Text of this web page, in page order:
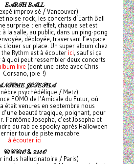
𝐸𝒜𝑅𝒯𝐻𝐵𝒜𝐿𝐿
improvisé / Vancouver)
noise rock, les concerts d’Earth Ball
surprise : en effet, chaque set est
la salle, au public, dans un ping-pong
déployée, traversant l’espace
clouer sur place. Un super album chez
the Rythm est à écouter ici, sauf si ça
quoi peut ressembler deux concerts
live (dont une piste avec Chris
Corsano, joie !)
𝒥𝒪𝒮𝐸𝒫𝐻𝒜
psychédélique / Metz)
FOMO de l’Amicale du Futur, où
était venu-es en septembre nous
beauté tragique, poignant, pour
Fantôme Josepha, c’est Josepha et
du rab de spooky après Halloween
tour de piste macabre.
à écouter ici
𝒞𝐼𝒞𝒞𝐼𝒪 &𝟤𝑀𝒪
indus hallucinatoire / Paris)